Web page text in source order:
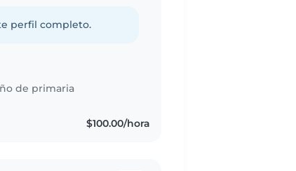
perfil completo.
de primaria
$100.00/hora